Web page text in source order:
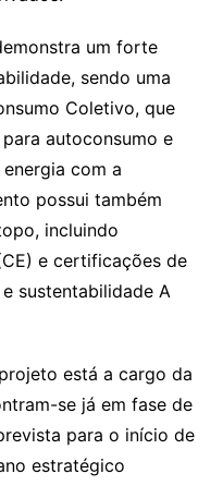
um forte
sendo uma
Coletivo, que
autoconsumo e
com a
possui também
incluindo
e certificações de
sustentabilidade A
está a cargo da
se já em fase de
para o início de
estratégico